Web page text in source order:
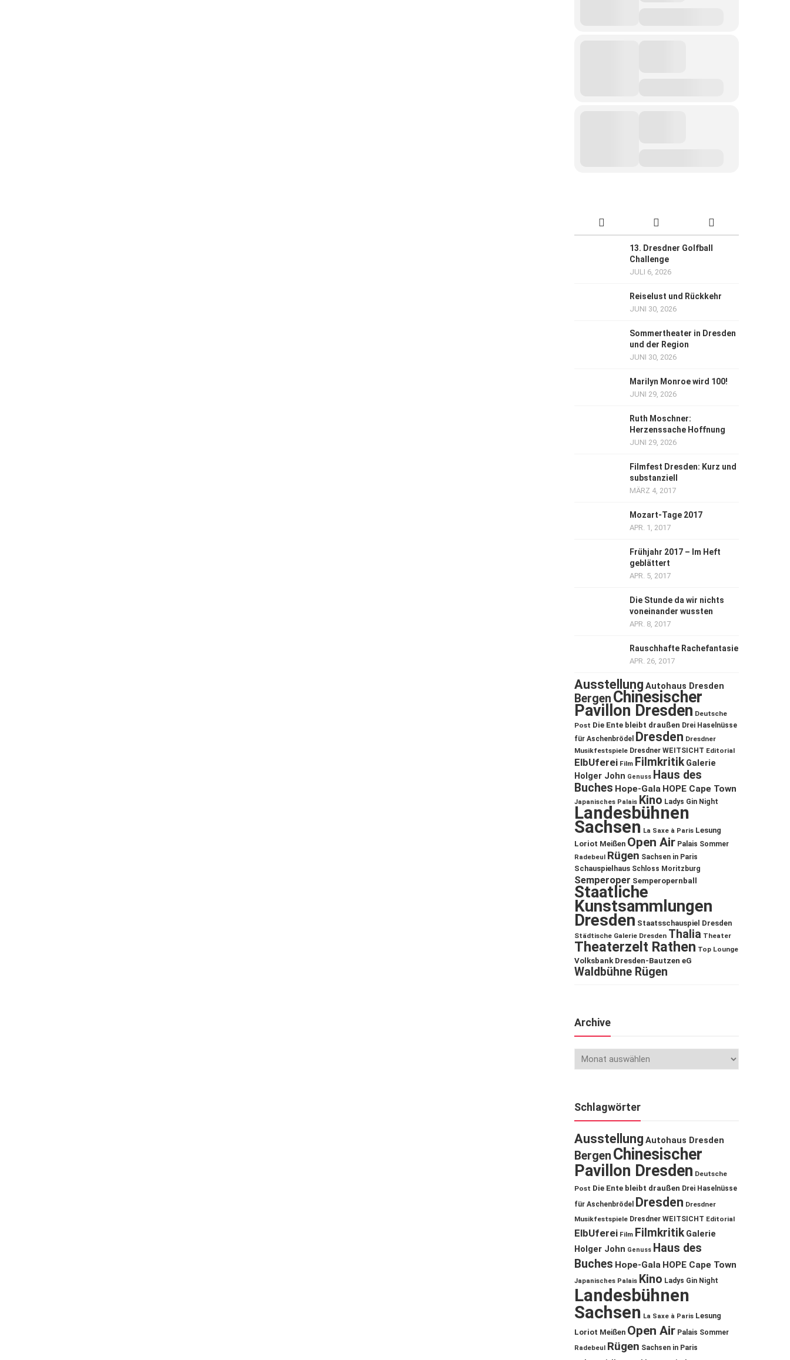
13. Dresdner Golfball
Challenge
JULI 6, 2026
Reiselust und Rückkehr
JUNI 30, 2026
Sommertheater in Dresden
und der Region
JUNI 30, 2026
Marilyn Monroe wird 100!
JUNI 29, 2026
Ruth Moschner:
Herzenssache Hoffnung
JUNI 29, 2026
Filmfest Dresden: Kurz und
substanziell
MÄRZ 4, 2017
Mozart-Tage 2017
APR. 1, 2017
Frühjahr 2017 – Im Heft
geblättert
APR. 5, 2017
Die Stunde da wir nichts
voneinander wussten
APR. 8, 2017
Rauschhafte Rachefantasie
APR. 26, 2017
Ausstellung Autohaus Dresden
Bergen Chinesischer
Pavillon Dresden Deutsche
Post Die Ente bleibt draußen Drei Haselnüsse
für Aschenbrödel
Dresden Dresdner
Musikfestspiele Dresdner WEITSICHT Editorial
ElbUferei Film Filmkritik Galerie
Holger John Genuss Haus des
Buches Hope-Gala HOPE Cape Town
Japanisches Palais Kino Ladys Gin Night
Landesbühnen
Sachsen La Saxe à Paris Lesung
Loriot Meißen Open Air Palais Sommer
Radebeul Rügen Sachsen in Paris
Schauspielhaus Schloss Moritzburg
Semperoper Semperopernball
Staatliche
Kunstsammlungen
Dresden Staatsschauspiel Dresden
Städtische Galerie Dresden Thalia Theater
Theaterzelt Rathen Top Lounge
Volksbank Dresden-Bautzen eG
Waldbühne Rügen
Archive
Schlagwörter
Ausstellung Autohaus Dresden
Bergen Chinesischer
Pavillon Dresden Deutsche
Post Die Ente bleibt draußen Drei Haselnüsse
für Aschenbrödel
Dresden Dresdner
Musikfestspiele Dresdner WEITSICHT Editorial
ElbUferei Film Filmkritik Galerie
Holger John Genuss Haus des
Buches Hope-Gala HOPE Cape Town
Japanisches Palais Kino Ladys Gin Night
Landesbühnen
Sachsen La Saxe à Paris Lesung
Loriot Meißen Open Air Palais Sommer
Radebeul Rügen Sachsen in Paris